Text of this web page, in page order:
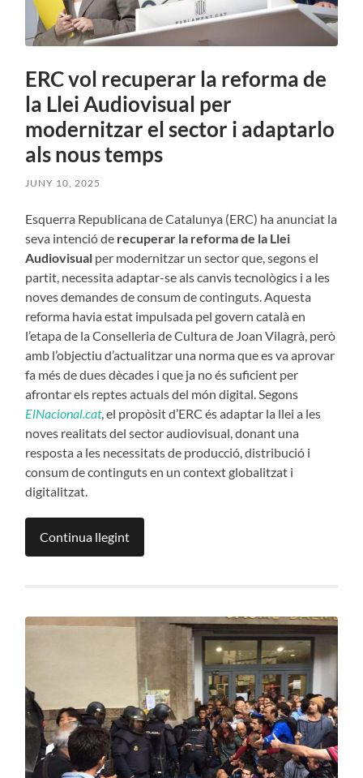
ERC vol recuperar la reforma de
la Llei Audiovisual per
modernitzar el sector i adaptarlo
als nous temps
JUNY 10, 2025
Esquerra Republicana de Catalunya (ERC) ha anunciat la
seva intenció de recuperar la reforma de la Llei
Audiovisual per modernitzar un sector que, segons el
partit, necessita adaptar-se als canvis tecnològics i a les
noves demandes de consum de continguts. Aquesta
reforma havia estat impulsada pel govern català en
l’etapa de la Conselleria de Cultura de Joan Vilagrà, però
amb l’objectiu d’actualitzar una norma que es va aprovar
fa més de dues dècades i que ja no és suficient per
afrontar els reptes actuals del món digital. Segons
ElNacional.cat, el propòsit d’ERC és adaptar la llei a les
noves realitats del sector audiovisual, donant una
resposta a les necessitats de producció, distribució i
consum de continguts en un context globalitzat i
digitalitzat.
Continua llegint